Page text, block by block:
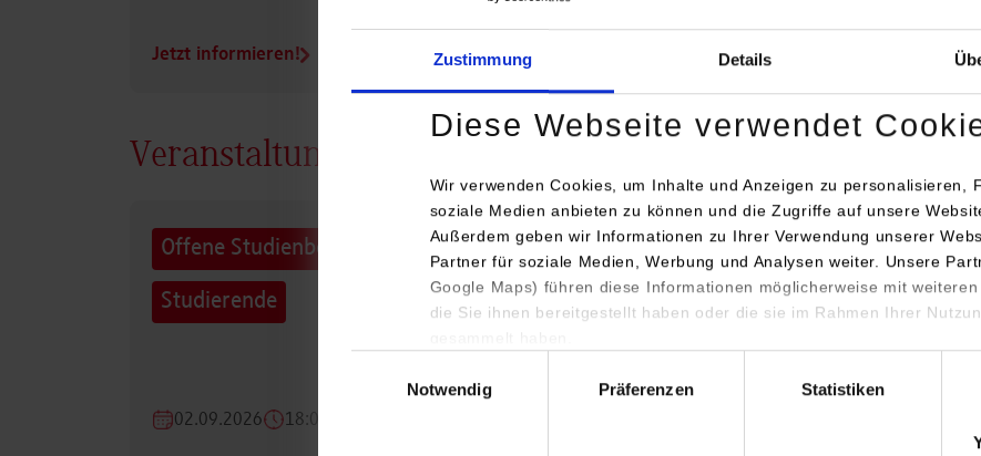
Zustimmung Details
Diese Webseite verwendet
Wir verwenden Cookies, um Inhalte und Anzeigen zu personalisieren,
soziale Medien anbieten zu können und die Zugriffe auf unsere
Außerdem geben wir Informationen zu Ihrer Verwendung unserer
Partner für soziale Medien, Werbung und Analysen weiter. Unsere
Google Maps) führen diese Informationen möglicherweise mit
die Sie ihnen bereitgestellt haben oder die sie im Rahmen Ihrer
Notwendig
Präferenzen Statistiken
Jetzt informieren! Profil der DHBW Stuttgart
Veranstaltungen
Offene Studienberatung für
Studierende
02.09.2026 18:00 Uhr
INDIS-Infoveranstaltung für
Studierende